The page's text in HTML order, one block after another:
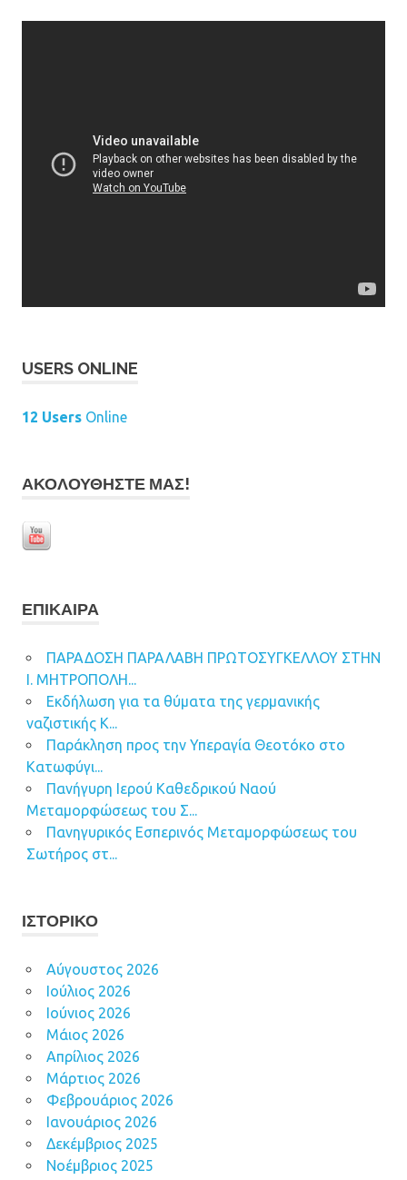
USERS ONLINE
12 Users Online
ΑΚΟΛΟΥΘΉΣΤΕ ΜΑΣ!
ΕΠΊΚΑΙΡΑ
ΠΑΡΑΔΟΣΗ ΠΑΡΑΛΑΒΗ ΠΡΩΤΟΣΥΓΚΕΛΛΟΥ ΣΤΗΝ
Ι. ΜΗΤΡΟΠΟΛΗ...
Εκδήλωση για τα θύματα της γερμανικής
ναζιστικής Κ...
Παράκληση προς την Υπεραγία Θεοτόκο στο
Κατωφύγι...
Πανήγυρη Ιερού Καθεδρικού Ναού
Μεταμορφώσεως του Σ...
Πανηγυρικός Εσπερινός Μεταμορφώσεως του
Σωτήρος στ...
ΙΣΤΟΡΙΚΌ
Αύγουστος 2026
Ιούλιος 2026
Ιούνιος 2026
Μάιος 2026
Απρίλιος 2026
Μάρτιος 2026
Φεβρουάριος 2026
Ιανουάριος 2026
Δεκέμβριος 2025
Νοέμβριος 2025